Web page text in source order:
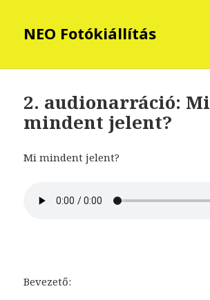
NEO Fotókiállítás
2. audionarráció: Mi
mindent jelent?
Mi mindent jelent?
Bevezető: